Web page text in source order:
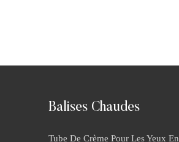
Balises Chaudes
Tube De Crème Pour Les Yeux En